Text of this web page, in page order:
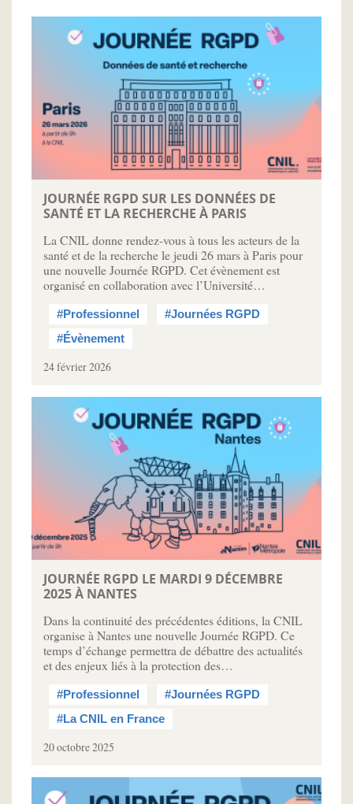
JOURNÉE RGPD SUR LES DONNÉES DE
SANTÉ ET LA RECHERCHE À PARIS
La CNIL donne rendez-vous à tous les acteurs de la
santé et de la recherche le jeudi 26 mars à Paris pour
une nouvelle Journée RGPD. Cet évènement est
organisé en collaboration avec l’Université…
#Professionnel
#Journées RGPD
#Évènement
24 février 2026
JOURNÉE RGPD LE MARDI 9 DÉCEMBRE
2025 À NANTES
Dans la continuité des précédentes éditions, la CNIL
organise à Nantes une nouvelle Journée RGPD. Ce
temps d’échange permettra de débattre des actualités
et des enjeux liés à la protection des…
#Professionnel
#Journées RGPD
#La CNIL en France
20 octobre 2025